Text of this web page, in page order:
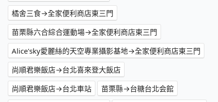
橘舍三食→全家便利商店東三門
苗栗縣六合綜合運動場→全家便利商店東三門
Alice'sky愛麗絲的天空專業攝影基地→全家便利商店東三門
尚順君樂飯店→台北喜來登大飯店
尚順君樂飯店→台北車站
苗栗縣→台糖台北会館